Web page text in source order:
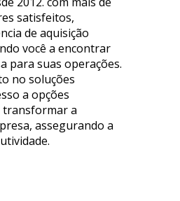
satisfeitos,
de aquisição
você a encontrar
para suas operações.
no soluções
a opções
transformar a
assegurando a